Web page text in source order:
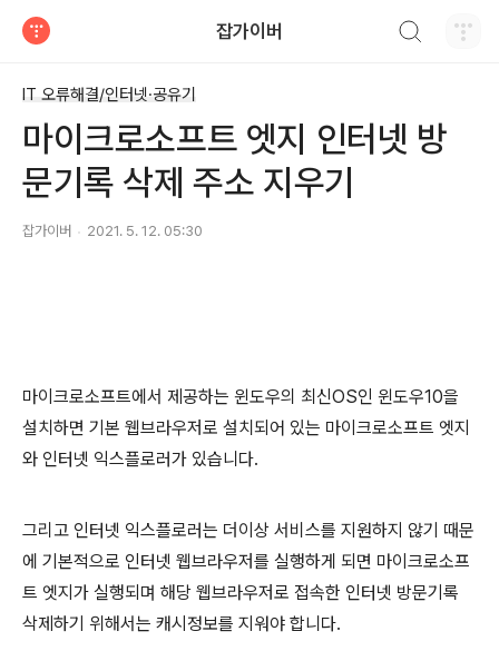
잡가이버
IT 오류해결/인터넷·공유기
마이크로소프트 엣지 인터넷 방
문기록 삭제 주소 지우기
잡가이버 2021. 5. 12. 05:30
마이크로소프트에서 제공하는 윈도우의 최신OS인 윈도우10을
설치하면 기본 웹브라우저로 설치되어 있는 마이크로소프트 엣지
와 인터넷 익스플로러가 있습니다.
그리고 인터넷 익스플로러는 더이상 서비스를 지원하지 않기 때문
에 기본적으로 인터넷 웹브라우저를 실행하게 되면 마이크로소프
트 엣지가 실행되며 해당 웹브라우저로 접속한 인터넷 방문기록
삭제하기 위해서는 캐시정보를 지워야 합니다.